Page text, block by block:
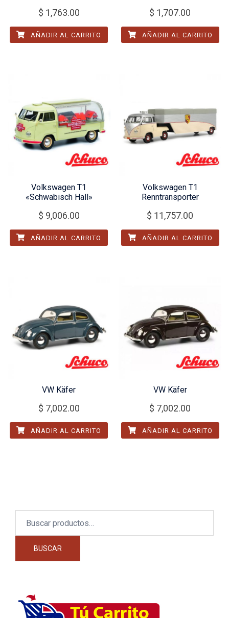
$ 1,763.00
AÑADIR AL CARRITO
$ 1,707.00
AÑADIR AL CARRITO
Volkswagen T1
«Schwabisch Hall»
$ 9,006.00
AÑADIR AL CARRITO
Volkswagen T1
Renntransporter
$ 11,757.00
AÑADIR AL CARRITO
VW Käfer
$ 7,002.00
AÑADIR AL CARRITO
VW Käfer
$ 7,002.00
AÑADIR AL CARRITO
BUSCAR